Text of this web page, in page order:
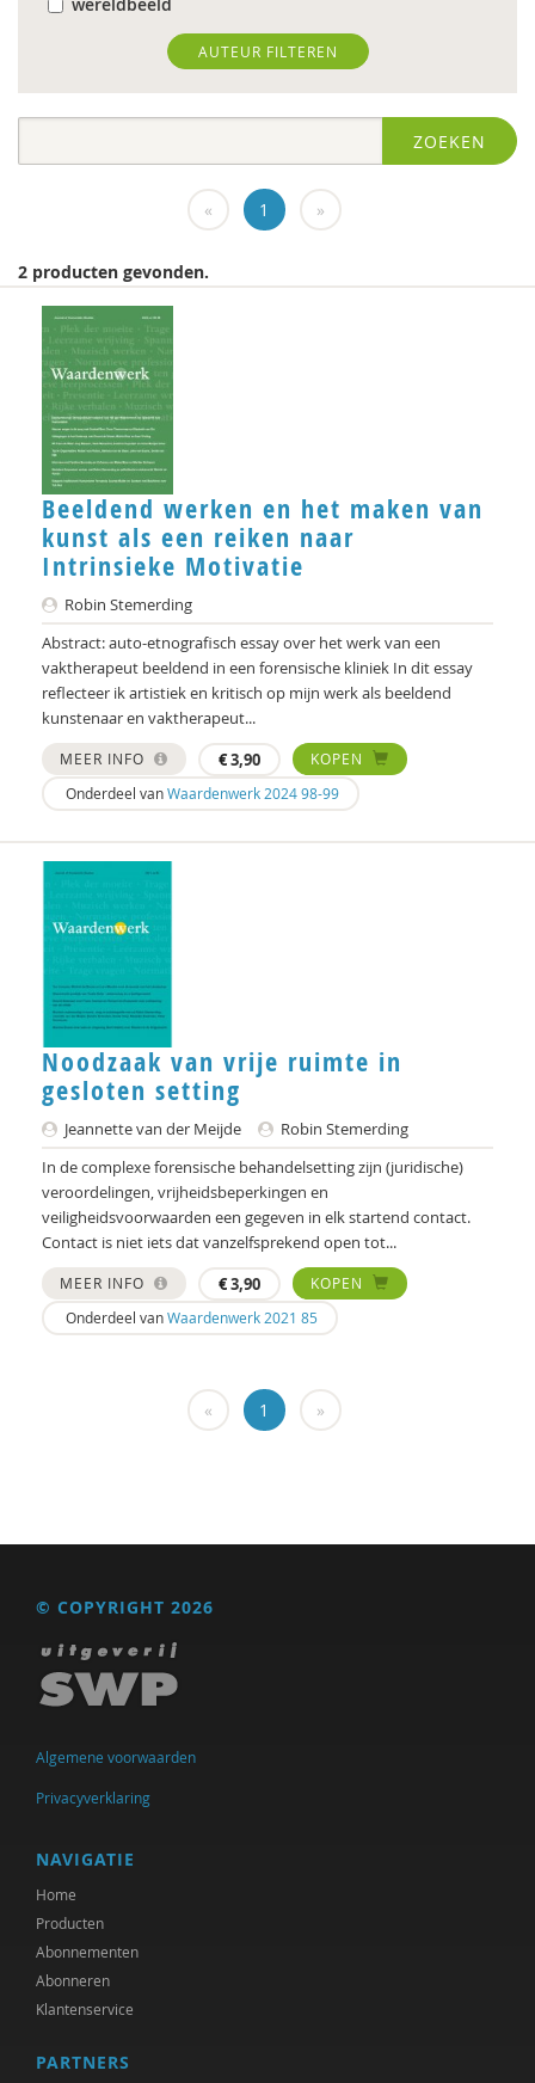
World Health Organization
Edo (E.H.) Nieweg
Dr. Abdelilah Ljamai (UVH)
Tineke Abma
Frank Adloff
Marian Adriaansen
Jyotsna Agnihotri Gupta
Hans Alma
Carlos Alvarez Pereira
Christa Anbeek
Daan Andriessen
Koen Arts
Jan Baars
Andries Baart
Dieuwertje Bakker
Jan-Hendrik Bakker
Rob Bartels
Floor Basten
Lisette Bastiaansen
Vivianne Baur
Krijn van Beek
Blanche Beijersbergen van Henegouwen
Adriaan Bekman
Adriaan Bekman (met medewerking van Harry
Marjo van Bergen
Frans Berkers
Remko Berkhout
Geert Bettinger
Frans Bieckmann
Gert Biesta
Sarah Blaffer Hrdy
AUTEUR FILTEREN
ZOEKEN
« 1 »
2 producten gevonden.
Beeldend werken en het maken van
kunst als een reiken naar
Intrinsieke Motivatie
Robin Stemerding
Abstract: auto-etnografisch essay over het werk van een
vaktherapeut beeldend in een forensische kliniek In dit essay
reflecteer ik artistiek en kritisch op mijn werk als beeldend
kunstenaar en vaktherapeut...
MEER INFO €3,90
KOPEN
Onderdeel vanWaardenwerk 2024 98-99
Noodzaak van vrije ruimte in
gesloten setting
Jeannette van der Meijde
Robin Stemerding
In de complexe forensische behandelsetting zijn (juridische)
veroordelingen, vrijheidsbeperkingen en
veiligheidsvoorwaarden een gegeven in elk startend contact.
Contact is niet iets dat vanzelfsprekend open tot...
MEER INFO €3,90
KOPEN
Onderdeel vanWaardenwerk 2021 85
« 1 »
© COPYRIGHT 2026
Algemene voorwaarden
Privacyverklaring
NAVIGATIE
Home
Producten
Abonnementen
Abonneren
Klantenservice
PARTNERS